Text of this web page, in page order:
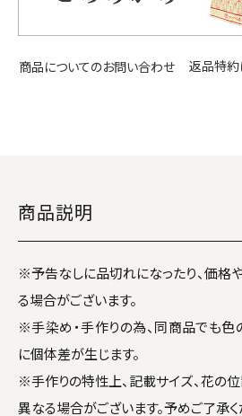
商品についてのお問い合わせ 返品特約
商品説明
※予告なしに品切れになったり、価格
る場合がございます。
※手染め・手作りの為、同商品でも色
に個体差が生じます。
※手作りの特性上、記載サイズ、花の
異なる場合がございます。予めご了承く